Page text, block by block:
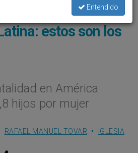
la tasa de natalidad
estos son los
en América
hijos por mujer
RAFAEL MANUEL TOVAR
IGLESIA
Entendido